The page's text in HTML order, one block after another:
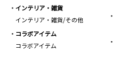
インテリア・雑貨
インテリア・雑貨/その他
コラボアイテム
コラボアイテム